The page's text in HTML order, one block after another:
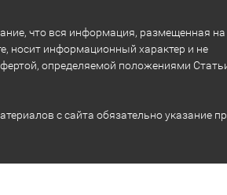
что вся информация, размещенная на
носит информационный характер и не
определяемой положениями
с сайта обязательно указание